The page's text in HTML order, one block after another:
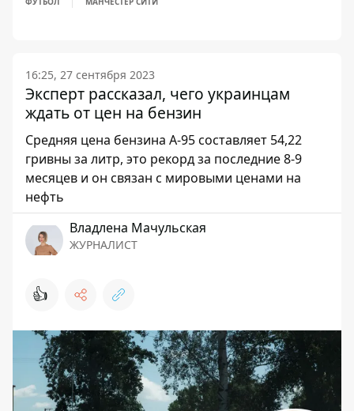
16:25, 27 сентября 2023
Эксперт рассказал, чего украинцам
ждать от цен на бензин
Средняя цена бензина А-95 составляет 54,22
гривны за литр, это рекорд за последние 8-9
месяцев и он связан с мировыми ценами на
нефть
Владлена Мачульская
ЖУРНАЛИСТ
👍